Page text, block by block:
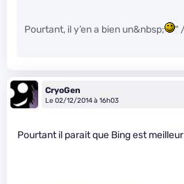
Pourtant, il y’en a bien un&nbsp; "
CryoGen
Le 02/12/2014 à 16h03
Pourtant il parait que Bing est